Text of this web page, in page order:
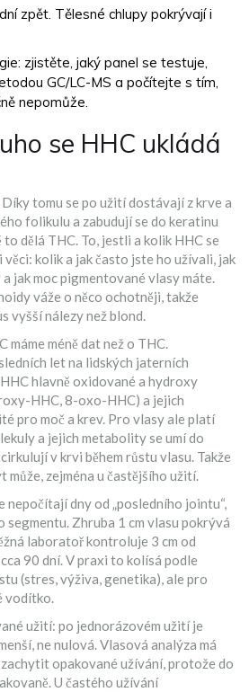
zpět. Tělesné chlupy pokrývají i
zjistěte, jaký panel se testuje,
GC/LC-MS a počítejte s tím,
nepomůže.
se HHC ukládá
tomu se po užití dostávají z krve a
folikulu a zabudují se do keratinu
dělá THC. To, jestli a kolik HHC se
kolik a jak často jste ho užívali, jak
jak moc pigmentované vlasy máte.
váže o něco ochotněji, takže
vyšší nálezy než blond.
máme méně dat než o THC.
let na lidských jaterních
hlavně oxidované a hydroxy
HHC, 8-oxo-HHC) a jejich
pro moč a krev. Pro vlasy ale platí
a jejich metabolity se umí do
v krvi během růstu vlasu. Takže
může, zejména u častějšího užití.
nepočítají dny od „posledního jointu“,
segmentu. Zhruba 1 cm vlasu pokrývá
laboratoř kontroluje 3 cm od
90 dní. V praxi to kolísá podle
(stres, výživa, genetika), ale pro
vodítko.
užití: po jednorázovém užití je
ne nulová. Vlasová analýza má
opakované užívání, protože do
U častého užívání